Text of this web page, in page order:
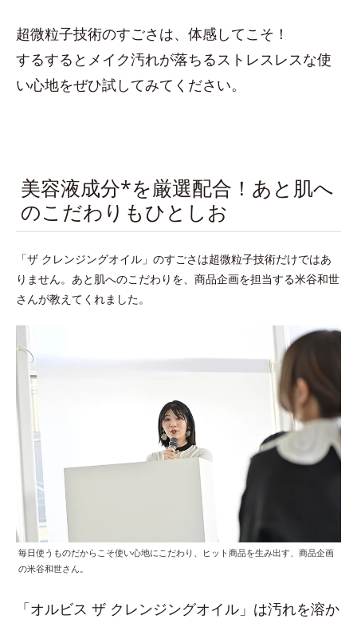
超微粒子技術のすごさは、体感してこそ！
するするとメイク汚れが落ちるストレスレスな使
い心地をぜひ試してみてください。
美容液成分*を厳選配合！あと肌へ
のこだわりもひとしお
「ザ クレンジングオイル」のすごさは超微粒子技術だけではあ
りません。あと肌へのこだわりを、商品企画を担当する米谷和世
さんが教えてくれました。
毎日使うものだからこそ使い心地にこだわり、ヒット商品を生み出す、商品企画
の米谷和世さん。
「オルビス ザ クレンジングオイル」は汚れを溶か